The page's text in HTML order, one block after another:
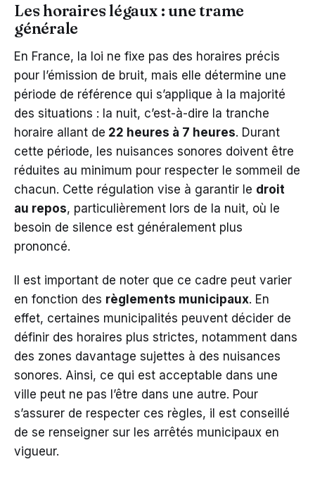
Les horaires légaux : une trame
générale
En France, la loi ne fixe pas des horaires précis
pour l’émission de bruit, mais elle détermine une
période de référence qui s’applique à la majorité
des situations : la nuit, c’est-à-dire la tranche
horaire allant de 22 heures à 7 heures. Durant
cette période, les nuisances sonores doivent être
réduites au minimum pour respecter le sommeil de
chacun. Cette régulation vise à garantir le droit
au repos, particulièrement lors de la nuit, où le
besoin de silence est généralement plus
prononcé.
Il est important de noter que ce cadre peut varier
en fonction des règlements municipaux. En
effet, certaines municipalités peuvent décider de
définir des horaires plus strictes, notamment dans
des zones davantage sujettes à des nuisances
sonores. Ainsi, ce qui est acceptable dans une
ville peut ne pas l’être dans une autre. Pour
s’assurer de respecter ces règles, il est conseillé
de se renseigner sur les arrêtés municipaux en
vigueur.